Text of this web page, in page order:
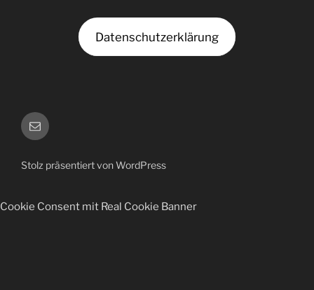
Datenschutzerklärung
Kontakt
Stolz präsentiert von WordPress
Cookie Consent mit Real Cookie Banner